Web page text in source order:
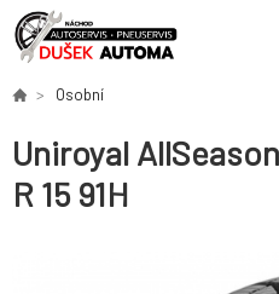
Osobní
Uniroyal
R 15 91H